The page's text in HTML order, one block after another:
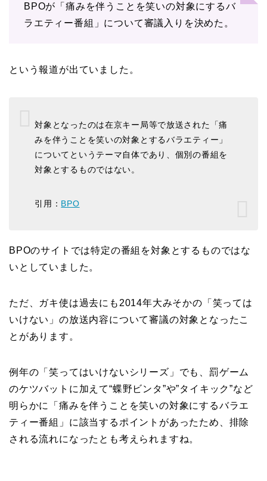
BPOが「痛みを伴うことを笑いの対象にするバ
ラエティー番組」について審議入りを決めた。
という報道が出ていました。
対象となったのは在京キー局等で放送された「痛
みを伴うことを笑いの対象とするバラエティー」
についてというテーマ自体であり、個別の番組を
対象とするものではない。
引用： BPO
BPOのサイトでは特定の番組を対象とするものではな
いとしていました。
ただ、ガキ使は過去にも2014年大みそかの「笑っては
いけない」の放送内容について審議の対象となったこ
とがあります。
例年の「笑ってはいけないシリーズ」でも、罰ゲーム
のケツバットに加えて“蝶野ビンタ”や”タイキック”など
明らかに「痛みを伴うことを笑いの対象にするバラエ
ティー番組」に該当するポイントがあったため、排除
される流れになったとも考えられますね。